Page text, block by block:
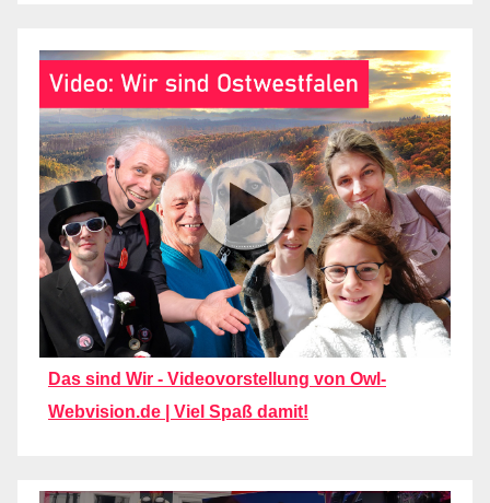
Das sind Wir - Videovorstellung von Owl-
Webvision.de | Viel Spaß damit!